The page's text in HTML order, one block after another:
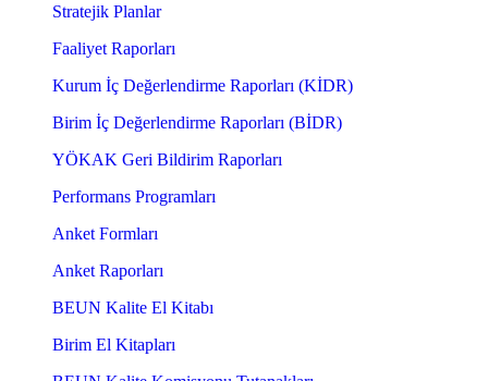
Stratejik Planlar
Faaliyet Raporları
Kurum İç Değerlendirme Raporları (KİDR)
Birim İç Değerlendirme Raporları (BİDR)
YÖKAK Geri Bildirim Raporları
Performans Programları
Anket Formları
Anket Raporları
BEUN Kalite El Kitabı
Birim El Kitapları